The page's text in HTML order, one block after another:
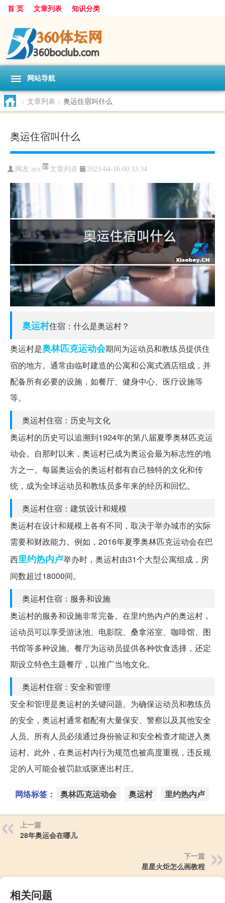
首 页 文章列表 知识分类
网站导航
> 文章列表 > 奥运住宿叫什么
奥运住宿叫什么
网友:ayz 文章列表 2023-04-16 00:33:34
奥运村住宿：什么是奥运村？
奥运村是奥林匹克运动会期间为运动员和教练员提供住
宿的地方。通常由临时建造的公寓和公寓式酒店组成，并
配备所有必要的设施，如餐厅、健身中心、医疗设施等
等。
奥运村住宿：历史与文化
奥运村的历史可以追溯到1924年的第八届夏季奥林匹克运
动会。自那时以来，奥运村已成为奥运会最为标志性的地
方之一。每届奥运会的奥运村都有自己独特的文化和传
统，成为全球运动员和教练员多年来的经历和回忆。
奥运村住宿：建筑设计和规模
奥运村在设计和规模上各有不同，取决于举办城市的实际
需要和财政能力。例如，2016年夏季奥林匹克运动会在巴
西里约热内卢举办时，奥运村由31个大型公寓组成，房
间数超过18000间。
奥运村住宿：服务和设施
奥运村的服务和设施非常完备。在里约热内卢的奥运村，
运动员可以享受游泳池、电影院、桑拿浴室、咖啡馆、图
书馆等多种设施。餐厅为运动员提供各种饮食选择，还定
期设立特色主题餐厅，以推广当地文化。
奥运村住宿：安全和管理
安全和管理是奥运村的关键问题。为确保运动员和教练员
的安全，奥运村通常都配有大量保安、警察以及其他安全
人员。所有人员必须通过身份验证和安全检查才能进入奥
运村。此外，在奥运村内行为规范也被高度重视，违反规
定的人可能会被罚款或驱逐出村庄。
网络标签： 奥林匹克运动会 奥运村 里约热内卢
上一篇
28年奥运会在哪儿
下一篇
星星火炬怎么画教程
相关问题